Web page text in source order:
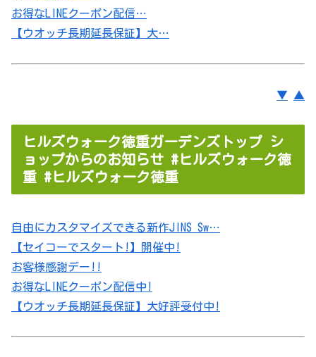
お得なLINEクーポン配信…
【ウオッチ長期延長保証】大…
▼ ▲
ヒルズウォーク徳重ガーデンズトップ シ
ョップからのお知らせ #ヒルズウォーク徳
重 #ヒルズウォーク徳重
自由にカスタマイズできる新作JINS Sw…
【セイコーでスタート!】開催中!
お客様感謝デー!!
お得なLINEクーポン配信中!
【ウオッチ長期延長保証】大好評受付中!